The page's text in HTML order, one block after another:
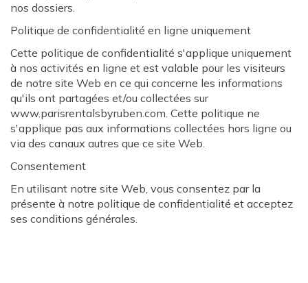
nos dossiers.
Politique de confidentialité en ligne uniquement
Cette politique de confidentialité s'applique uniquement
à nos activités en ligne et est valable pour les visiteurs
de notre site Web en ce qui concerne les informations
qu'ils ont partagées et/ou collectées sur
www.parisrentalsbyruben.com. Cette politique ne
s'applique pas aux informations collectées hors ligne ou
via des canaux autres que ce site Web.
Consentement
En utilisant notre site Web, vous consentez par la
présente à notre politique de confidentialité et acceptez
ses conditions générales.